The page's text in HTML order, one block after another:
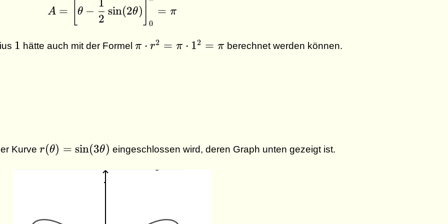
A = \left[\theta -\dfrac{1}{2}\sin (2 \theta ) \right]_0^{\pi} =
A = θ −
2
1
sin(2θ)
0
= π
1
1 hätte auch mit der Formel \pi
π ⋅ r2 = π ⋅ 12 = π berechnet werden können.
Kurve r(\theta)
= \sin (
r(θ) = sin(3θ) eingeschlossen wird, deren Graph unten gezeigt ist.